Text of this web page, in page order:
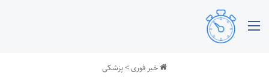
خبر فوری>پزشکی